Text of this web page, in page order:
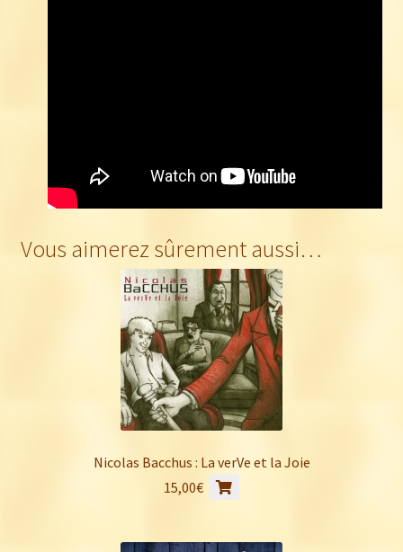
Vous aimerez sûrement aussi…
Nicolas Bacchus : La verVe et la Joie
15,00€